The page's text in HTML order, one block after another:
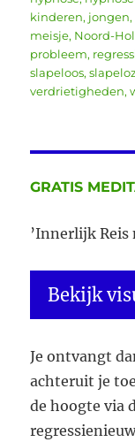
kinderen, jongen,
meisje, Noord-
probleem,
slapeloos,
verdrietigheden,
GRATIS
’Innerlijk Reis
Bekijk
Je ontvangt
achteruit je
de hoogte via